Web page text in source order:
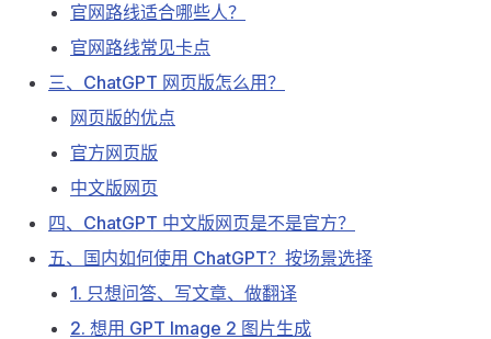
官网路线适合哪些人？
官网路线常见卡点
三、ChatGPT 网页版怎么用？
网页版的优点
官方网页版
中文版网页
四、ChatGPT 中文版网页是不是官方？
五、国内如何使用 ChatGPT？按场景选择
1. 只想问答、写文章、做翻译
2. 想用 GPT Image 2 图片生成